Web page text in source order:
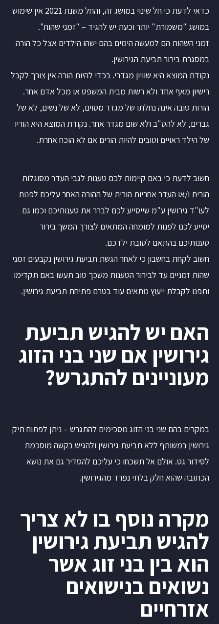
כדאי לדעת כי חל שינוי במושג זה, והחל משנת 2021 אין שימוש
במושג "משמורת" יותר וכעת יש להגיד – "זמני שהות".
זמני השהות הם למעשה הימים בהם ישהו הילדים אצל כל הורה
במסגרת בירור תביעת הגירושין.
נקודת המוצא היא שוויון מגדרי. בכדי להיות הורה אין צורך לקבל
רישיון מאף אחד ולא רשות מבית המשפט או מכל אדם אחר.
הורות טובה אינה נחלתו של מגדר מסוים, לא של נשים, לא של
גברים, לא להט"ב ולא שום מגדר אחר. נקודת המוצא היא הוריו
של הילד ראויים וטובים להיות הורים אם לא הוכח אחרת.
חשוב לדעת כי באם קיימות לכם טענות לגבי העדר מסוגלות
הורית ו/או העדר אחריות הורית של ההורה האחר עליכם לפנות
לעו"ד גירושין ע"מ שייסייע לכם לברר את טענותיכם וכמו גם
יסייע לכם לפנות למומחה המתאים לצורך המשך בירור
טענותיכם בהתאם לטובת ילדכם.
חשוב לקחת בחשבון כי לאחר הגשת תביעת גירושין נקבעים זמני
שהות זמניים עד לבירור הטענות משכך טוב תעשו באם תקדימו
ותפנו לקבלת ייעוץ מתאים עוד בטרם פתיחת תביעת גירושין.
האם יש להגיש תביעת
גירושין אם שני בני הזוג
מעוניינים להתגרש?
במקרים בהם שני בני הזוג מסכימים להתגרש – ניתן לפתוח תיק
גירושין במשותף ללא תביעת גירושין ולהגיש בקשה מוסכמת
לסידור גט. אולם אל תשכחו כי עליכם להסדיר גם את נושא
הכתובה שהוא חלק בלתי נפרד מהגירושין.
מקרה נוסף בו לא צריך
להגיש תביעת גירושין
הוא בין בני זוג אשר
נשואים בנישואים
אזרחיים